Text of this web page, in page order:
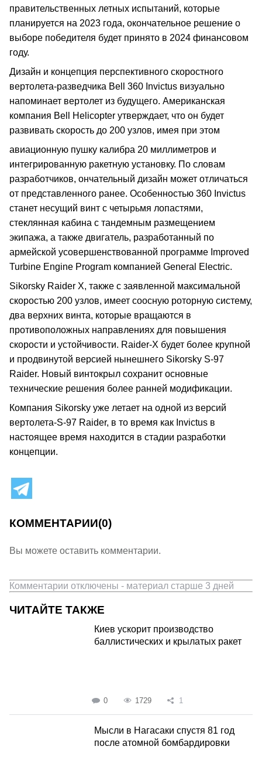
правительственных летных испытаний, которые
планируется на 2023 года, окончательное решение о
выборе победителя будет принято в 2024 финансовом
году.
Дизайн и концепция перспективного скоростного
вертолета-разведчика Bell 360 Invictus визуально
напоминает вертолет из будущего. Американская
компания Bell Helicopter утверждает, что он будет
развивать скорость до 200 узлов, имея при этом
авиационную пушку калибра 20 миллиметров и
интегрированную ракетную установку. По словам
разработчиков, ончательный дизайн может отличаться
от представленного ранее. Особенностью 360 Invictus
станет несущий винт с четырьмя лопастями,
стеклянная кабина с тандемным размещением
экипажа, а также двигатель, разработанный по
армейской усовершенствованной программе Improved
Turbine Engine Program компанией General Electric.
Sikorsky Raider X, также с заявленной максимальной
скоростью 200 узлов, имеет соосную роторную систему,
два верхних винта, которые вращаются в
противоположных направлениях для повышения
скорости и устойчивости. Raider-X будет более крупной
и продвинутой версией нынешнего Sikorsky S-97
Raider. Новый винтокрыл сохранит основные
технические решения более ранней модификации.
Компания Sikorsky уже летает на одной из версий
вертолета-S-97 Raider, в то время как Invictus в
настоящее время находится в стадии разработки
концепции.
КОММЕНТАРИИ(0)
Вы можете оставить комментарии.
Комментарии отключены - материал старше 3 дней
ЧИТАЙТЕ ТАКЖЕ
Киев ускорит производство
баллистических и крылатых ракет
0 1729 1
Мысли в Нагасаки спустя 81 год
после атомной бомбардировки